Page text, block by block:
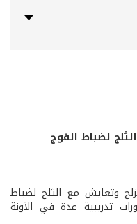
لضباط الفوج
وتعايش مع الثلج لضباط
تدريبية عدة في الآونة